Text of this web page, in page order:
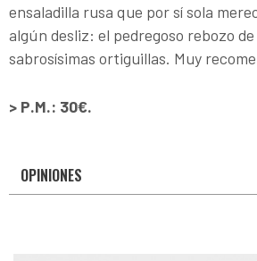
ensaladilla rusa que por sí sola
algún desliz: el pedregoso rebozo
sabrosísimas ortiguillas. Muy
> P.M.: 30€.
OPINIONES